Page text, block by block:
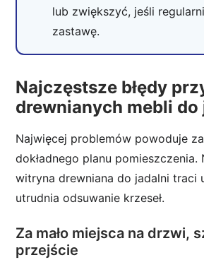
lub zwiększyć, jeśli
zastawę.
Najczęstsze błędy
drewnianych mebli do
Najwięcej problemów powoduje
dokładnego planu pomieszczenia.
witryna drewniana do jadalni traci
utrudnia odsuwanie krzeseł.
Za mało miejsca na drzwi,
przejście